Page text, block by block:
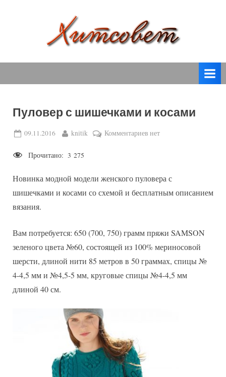
т
о
в
спицами,
крючком,
вязаные
модели
с
Пуловер с шишечками и косами
Posted
09.11.2016 By
knitik Комментариевк
шишечками
и
нет
Прочитано: 3 275
Новинка модной модели женского пуловера с
шишечками и косами со схемой и бесплатным описанием
вязания.
Вам потребуется: 650 (700, 750) грамм пряжи SAMSON
зеленого цвета №60, состоящей из 100% мериносовой
шерсти, длиной нити 85 метров в 50 граммах, спицы №
4-4,5 мм и №4,5-5 мм, круговые спицы №4-4,5 мм
длиной 40 см.